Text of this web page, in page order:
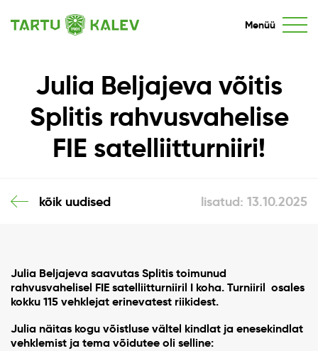
Menüü
Julia Beljajeva võitis
Splitis rahvusvahelise
FIE satelliitturniiri!
kõik uudised lisatud: 13.10.2025
Julia BeljajevasaavutasSplitis toimunud
rahvusvahelisel FIE satelliitturniiril I koha. Turniiril osales
kokku115 vehklejaterinevatest riikidest.
Julia näitas kogu võistluse vältel kindlat ja enesekindlat
vehklemist ja tema võidutee oli selline: